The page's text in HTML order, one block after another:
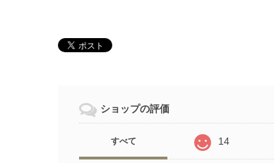
ショップの評価
すべて 14